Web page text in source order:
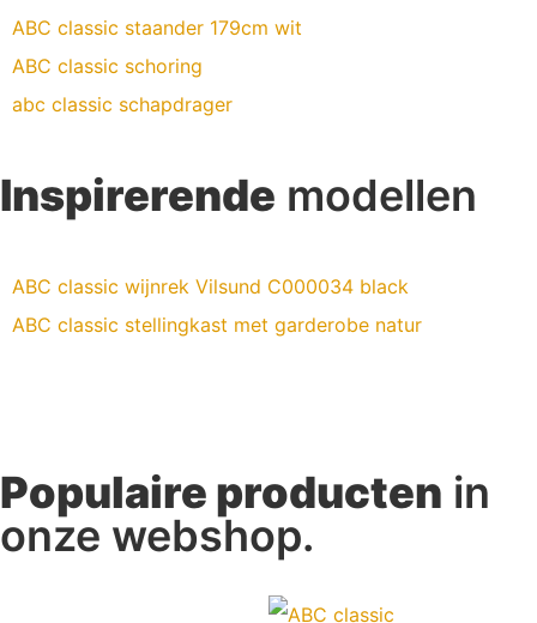
ABC classic staander 179cm wit
ABC classic schoring
abc classic schapdrager
Inspirerende modellen
ABC classic wijnrek Vilsund C000034 black
ABC classic stellingkast met garderobe natur
Populaire producten in
onze webshop.